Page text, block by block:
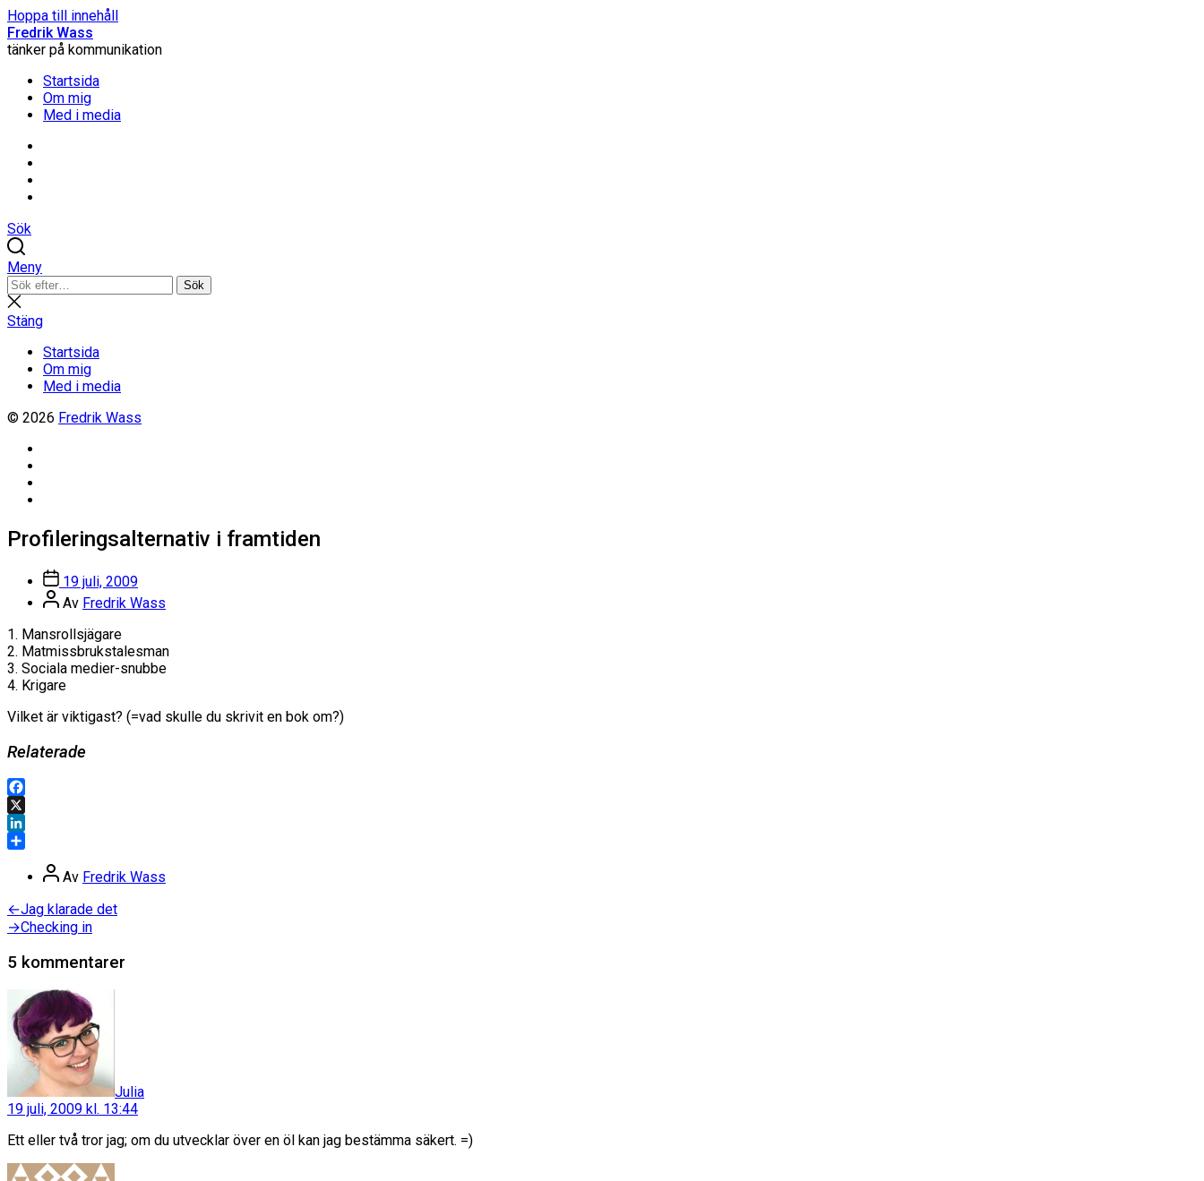
Hoppa till innehåll
Fredrik Wass
tänker på kommunikation
Startsida
Om mig
Med i media
Sök
Meny
Sök
efter:
Sök
Stäng
sökning
Stäng
Startsida
Om mig
Med i media
© 2026 Fredrik Wass
Profileringsalternativ i framtiden
Inläggsdatum
19 juli, 2009
Inläggsförfattare
Av Fredrik Wass
1. Mansrollsjägare
2. Matmissbrukstalesman
3. Sociala medier-snubbe
4. Krigare
Vilket är viktigast? (=vad skulle du skrivit en bok om?)
Relaterade
Facebook
X
LinkedIn
Inläggsförfattare
Av Fredrik Wass
Inläggsnavigering
←Föregående
inlägg:
Jag klarade det
→Nästa
Checking in
5 kommentarer
Julia
19 juli, 2009 kl. 13:44
Ett eller två tror jag; om du utvecklar över en öl kan jag bestämma säkert. =)